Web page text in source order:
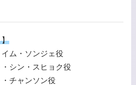
】
ム・ソンジェ役
シン・スヒョク役
チャンソン役